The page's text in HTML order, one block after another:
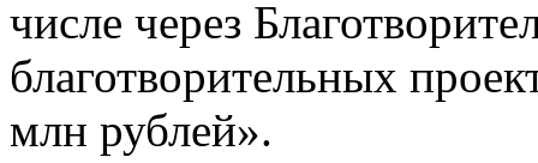
числе через
благотворительных
млн рублей».